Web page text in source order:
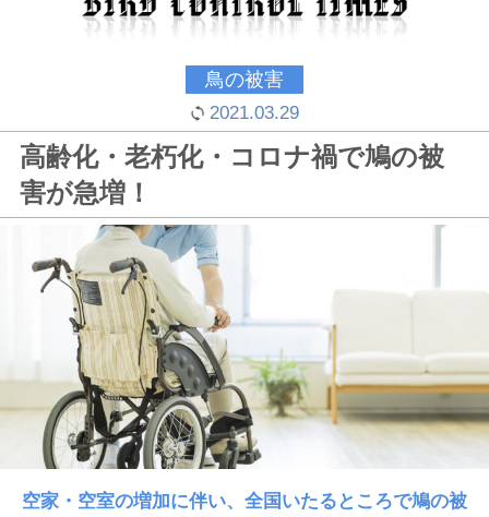
鳥の被害
2021.03.29
高齢化・老朽化・コロナ禍で鳩の被
害が急増！
空家・空室の増加に伴い、全国いたるところで鳩の被